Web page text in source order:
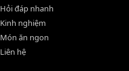
Hỏi đáp nhanh
Kinh nghiệm
Món ăn ngon
Liên hệ